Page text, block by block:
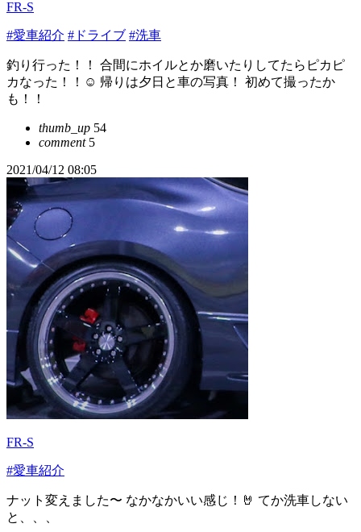
FR-S
#愛車紹介 #ドライブ #洗車
釣り行った！！ 合間にホイルとか磨いたりしてたらピカピ
カなった！！☺️ 帰りは夕日と車の写真！ 初めて撮ったか
も！！
thumb_up 54
comment5
2021/04/12 08:05
FR-S
#愛車紹介
ナット変えました〜 なかなかいい感じ！🤘 てか洗車しない
と、、、